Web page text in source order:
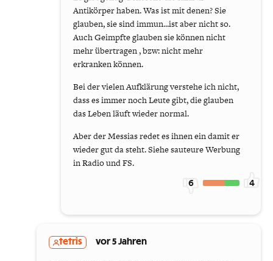
Antikörper haben. Was ist mit denen? Sie
glauben, sie sind immun...ist aber nicht so.
Auch Geimpfte glauben sie können nicht
mehr übertragen , bzw: nicht mehr
erkranken können.
Bei der vielen Aufklärung verstehe ich nicht,
dass es immer noch Leute gibt, die glauben
das Leben läuft wieder normal.
Aber der Messias redet es ihnen ein damit er
wieder gut da steht. Siehe sauteure Werbung
in Radio und FS.
6 4
tetris vor 5 Jahren